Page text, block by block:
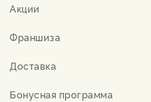
Акции
Франшиза
Доставка
Бонусная программа